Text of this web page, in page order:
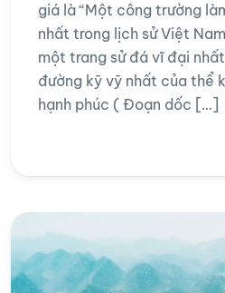
giá là “Một công trường
nhất trong lịch sử Việt
một trang sử đá vĩ đại
đường kỹ vỹ nhất của thể
hạnh phúc ( Đoạn dốc […]